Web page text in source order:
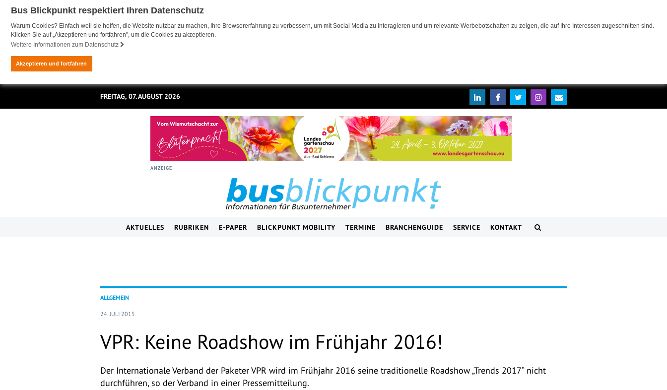
Bus Blickpunkt respektiert Ihren Datenschutz
Warum Cookies? Einfach weil sie helfen, die Website nutzbar zu machen, Ihre Browsererfahrung zu verbessern, um mit Social Media zu interagieren und um relevante Werbebotschaften zu zeigen, die auf Ihre Interessen zugeschnitten sind.
Klicken Sie auf „Akzeptieren und fortfahren", um die Cookies zu akzeptieren.
Weitere Informationen zum Datenschutz
Akzeptieren und fortfahren
FREITAG, 07. AUGUST 2026
ANZEIGE
AKTUELLES RUBRIKEN E-PAPER BLICKPUNKT MOBILITY TERMINE BRANCHENGUIDE SERVICE KONTAKT
ALLGEMEIN
24. JULI 2015
VPR: Keine Roadshow im Frühjahr 2016!
Der Internationale Verband der Paketer VPR wird im Frühjahr 2016 seine traditionelle Roadshow „Trends 2017“ nicht
durchführen, so der Verband in einer Pressemitteilung.